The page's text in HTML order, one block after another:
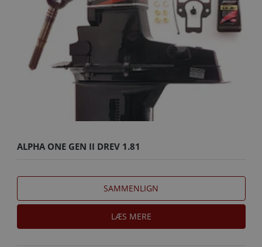
ALPHA ONE GEN II DREV 1.81
SAMMENLIGN
LÆS MERE